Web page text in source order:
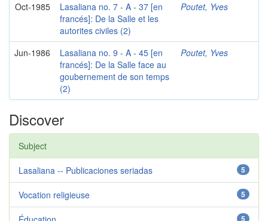
Oct-1985
Lasaliana no. 7 - A - 37 [en
francés]: De la Salle et les
autorites civiles (2)
Poutet, Yves
Jun-1986
Lasaliana no. 9 - A - 45 [en
francés]: De la Salle face au
goubernement de son temps
(2)
Poutet, Yves
Discover
Subject
5
Lasaliana -- Publicaciones seriadas
5
Vocation religieuse
5